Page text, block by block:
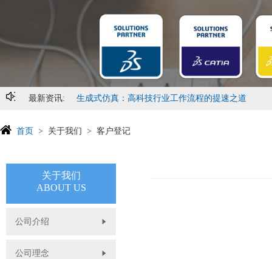
最新资讯: 生成式仿真：高科技行业工作流程的提速之道
首页 关于我们 客户登记
关于我们
ABOUT US
公司介绍
公司理念